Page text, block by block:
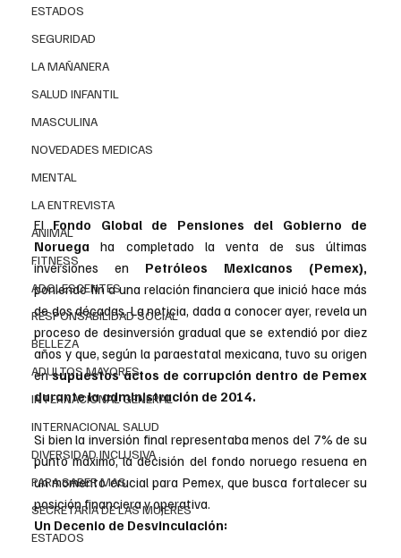
ESTADOS
SEGURIDAD
LA MAÑANERA
SALUD INFANTIL
MASCULINA
NOVEDADES MEDICAS
MENTAL
LA ENTREVISTA
ANIMAL
FITNESS
ADOLESCENTES
RESPONSABILIDAD SOCIAL
BELLEZA
ADULTOS MAYORES
INTERNACIONAL GENERAL
INTERNACIONAL SALUD
DIVERSIDAD INCLUSIVA
PARA SABER MAS
SECRETARIA DE LAS MUJERES
ESTADOS
El Fondo Global de Pensiones del Gobierno de
Noruega ha completado la venta de sus últimas
inversiones en Petróleos Mexicanos (Pemex),
poniendo fin a una relación financiera que inició hace más
de dos décadas. La noticia, dada a conocer ayer, revela un
proceso de desinversión gradual que se extendió por diez
años y que, según la paraestatal mexicana, tuvo su origen
en supuestos actos de corrupción dentro de Pemex
durante la administración de 2014.
Si bien la inversión final representaba menos del 7% de su
punto máximo, la decisión del fondo noruego resuena en
un momento crucial para Pemex, que busca fortalecer su
posición financiera y operativa.
Un Decenio de Desvinculación: